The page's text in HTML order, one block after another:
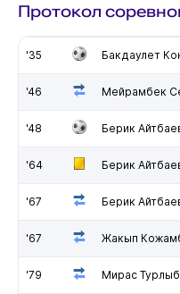
Протокол
'35 Бакдаулет
'46 Мейрамбек
'48 Берик
'64 Берик
'67 Берик
'67 Жакып
'79 Мирас